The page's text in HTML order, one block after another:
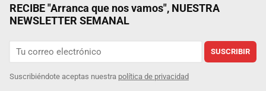
RECIBE "Arranca que nos vamos", NUESTRA
NEWSLETTER SEMANAL
SUSCRIBIR
Suscribiéndote aceptas nuestra política de privacidad